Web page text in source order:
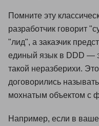
Помните эту
разработчик говорит
"лид", а заказчик
единый язык в DDD —
такой неразберихи.
договорились
мохнатым объектом с
Например, если в